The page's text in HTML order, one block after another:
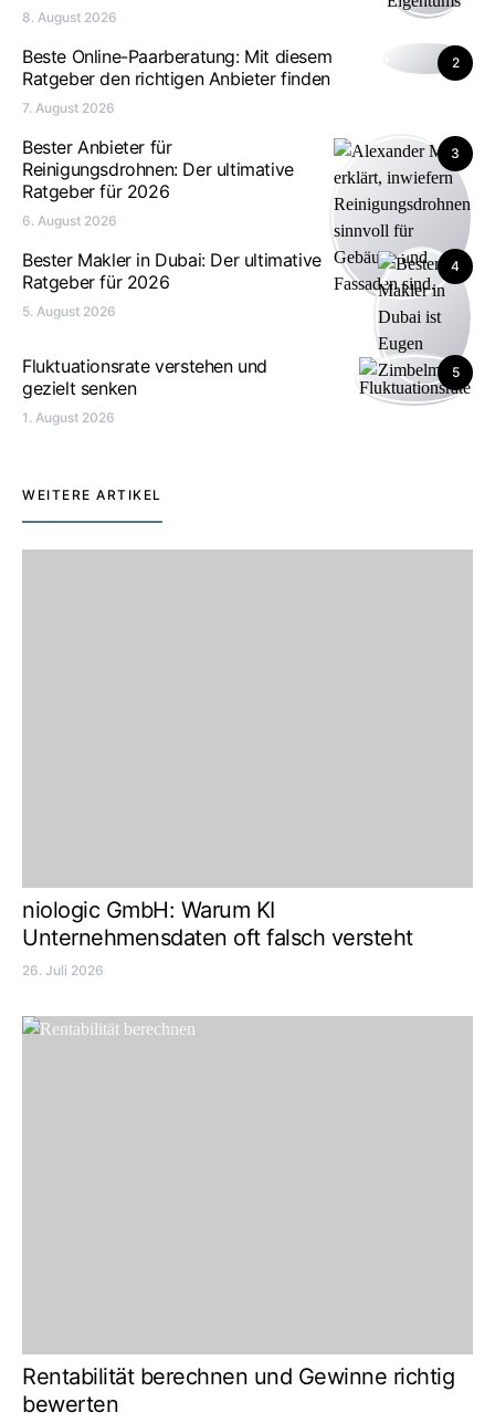
8. August 2026
2
Beste Online-Paarberatung: Mit diesem
Ratgeber den richtigen Anbieter finden
7. August 2026
3
Bester Anbieter für
Reinigungsdrohnen: Der ultimative
Ratgeber für 2026
6. August 2026
4
Bester Makler in Dubai: Der ultimative
Ratgeber für 2026
5. August 2026
5
Fluktuationsrate verstehen und
gezielt senken
1. August 2026
WEITERE ARTIKEL
niologic GmbH: Warum KI
Unternehmensdaten oft falsch versteht
26. Juli 2026
Rentabilität berechnen und Gewinne richtig
bewerten